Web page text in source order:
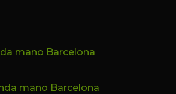
mano Barcelona
mano Barcelona